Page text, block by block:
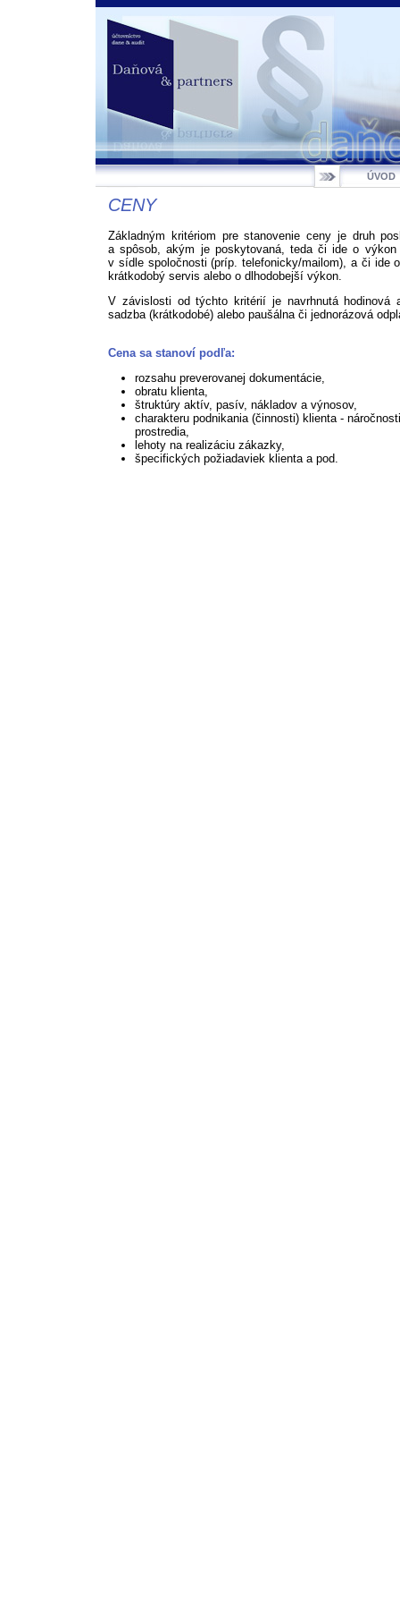
ÚVOD
CENY
Základným kritériom pre stanovenie ceny je druh
a spôsob, akým je poskytovaná, teda či ide o výkon
v sídle spoločnosti (príp. telefonicky/mailom), a či ide
krátkodobý servis alebo o dlhodobejší výkon.
V závislosti od týchto kritérií je navrhnutá hodinová
sadzba (krátkodobé) alebo paušálna či jednorázová
Cena sa stanoví podľa:
rozsahu preverovanej dokumentácie,
obratu klienta,
štruktúry aktív, pasív, nákladov a výnosov,
charakteru podnikania (činnosti) klienta -
prostredia,
lehoty na realizáciu zákazky,
špecifických požiadaviek klienta a pod.